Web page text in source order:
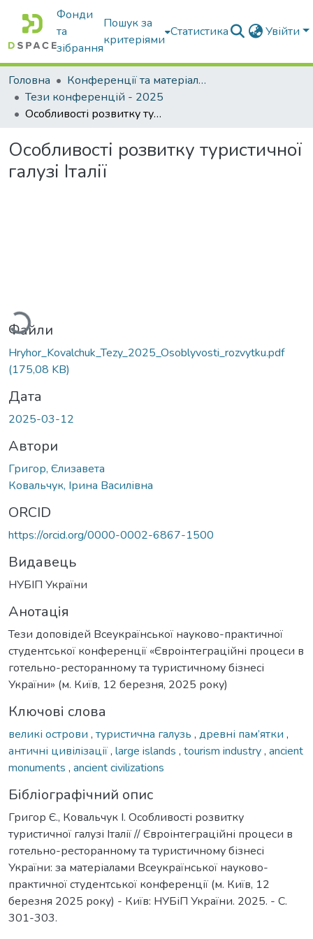
Фонди
та
зібрання
Пошук за
критеріями
Статистика Увійти
Головна
Конференції та матеріали конференцій
Тези конференцій - 2025
Особливості розвитку туристичної галузі Італії
Особливості розвитку туристичної
галузі Італії
Файли
Hryhor_Kovalchuk_Tezy_2025_Osoblyvosti_rozvytku.pdf
(175,08 KB)
Дата
2025-03-12
Автори
Григор, Єлизавета
Ковальчук, Ірина Василівна
ORCID
https://orcid.org/0000-0002-6867-1500
Видавець
НУБІП України
Анотація
Тези доповідей Всеукраїнської науково-практичної
студентської конференції «Євроінтеграційні процеси в
готельно-ресторанному та туристичному бізнесі
України» (м. Київ, 12 березня, 2025 року)
Ключові слова
великі острови , туристична галузь , древні пам’ятки ,
античні цивілізації, large islands , tourism industry, ancient
monuments , ancient civilizations
Бібліографічний опис
Григор Є., Ковальчук І. Особливості розвитку
туристичної галузі Італії // Євроінтеграційні процеси в
готельно-ресторанному та туристичному бізнесі
України: за матеріалами Всеукраїнської науково-
практичної студентської конференції (м. Київ, 12
березня 2025 року) - Київ: НУБіП України. 2025. - С.
301-303.